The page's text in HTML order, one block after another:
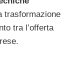
trasformazione
tra l’offerta